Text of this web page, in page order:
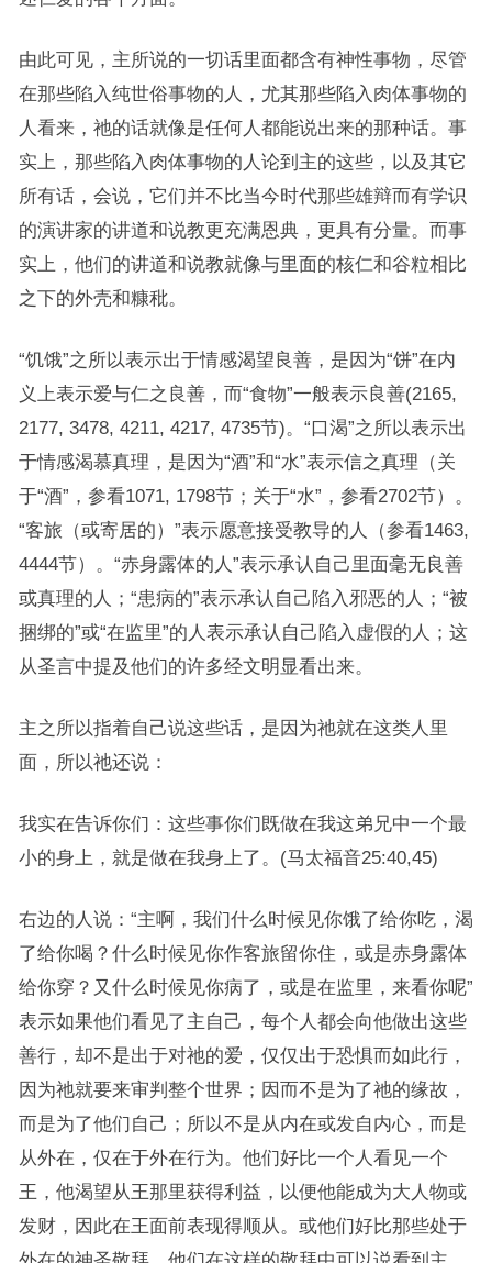
由此可见，主所说的一切话里面都含有神性事物，尽管
在那些陷入纯世俗事物的人，尤其那些陷入肉体事物的
人看来，祂的话就像是任何人都能说出来的那种话。事
实上，那些陷入肉体事物的人论到主的这些，以及其它
所有话，会说，它们并不比当今时代那些雄辩而有学识
的演讲家的讲道和说教更充满恩典，更具有分量。而事
实上，他们的讲道和说教就像与里面的核仁和谷粒相比
之下的外壳和糠秕。
“饥饿”之所以表示出于情感渴望良善，是因为“饼”在内
义上表示爱与仁之良善，而“食物”一般表示良善(2165,
2177, 3478, 4211, 4217, 4735节)。“口渴”之所以表示出
于情感渴慕真理，是因为“酒”和“水”表示信之真理（关
于“酒”，参看1071, 1798节；关于“水”，参看2702节）。
“客旅（或寄居的）”表示愿意接受教导的人（参看1463,
4444节）。“赤身露体的人”表示承认自己里面毫无良善
或真理的人；“患病的”表示承认自己陷入邪恶的人；“被
捆绑的”或“在监里”的人表示承认自己陷入虚假的人；这
从圣言中提及他们的许多经文明显看出来。
主之所以指着自己说这些话，是因为祂就在这类人里
面，所以祂还说：
我实在告诉你们：这些事你们既做在我这弟兄中一个最
小的身上，就是做在我身上了。(马太福音25:40,45)
右边的人说：“主啊，我们什么时候见你饿了给你吃，渴
了给你喝？什么时候见你作客旅留你住，或是赤身露体
给你穿？又什么时候见你病了，或是在监里，来看你呢”
表示如果他们看见了主自己，每个人都会向他做出这些
善行，却不是出于对祂的爱，仅仅出于恐惧而如此行，
因为祂就要来审判整个世界；因而不是为了祂的缘故，
而是为了他们自己；所以不是从内在或发自内心，而是
从外在，仅在于外在行为。他们好比一个人看见一个
王，他渴望从王那里获得利益，以便他能成为大人物或
发财，因此在王面前表现得顺从。或他们好比那些处于